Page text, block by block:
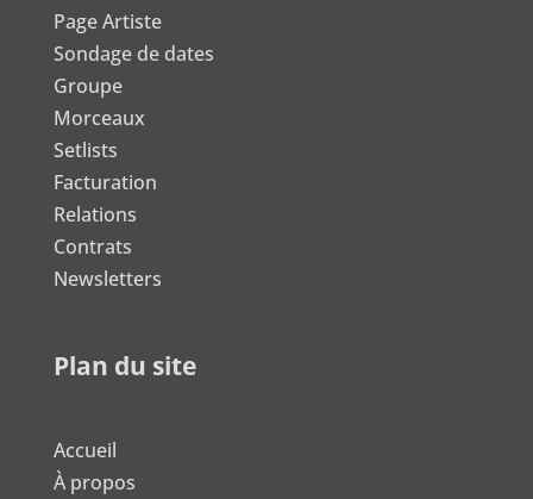
Page Artiste
Sondage de dates
Groupe
Morceaux
Setlists
Facturation
Relations
Contrats
Newsletters
Plan du site
Accueil
À propos